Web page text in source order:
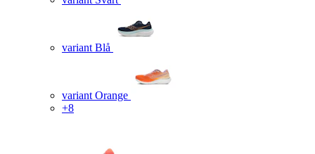
variant Blå
variant Orange
+8